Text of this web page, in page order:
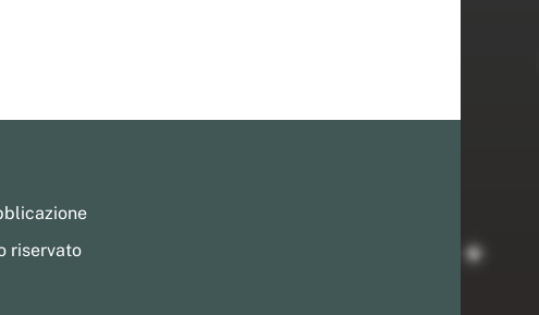
riservato